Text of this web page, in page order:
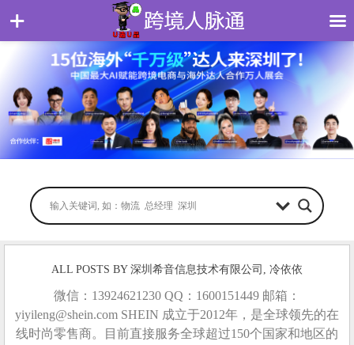
ALL POSTS BY 深圳希音信息技术有限公司, 冷依依
微信：13924621230 QQ：1600151449 邮箱：
yiyileng@shein.com SHEIN 成立于2012年，是全球领先的在
线时尚零售商。目前直接服务全球超过150个国家和地区的